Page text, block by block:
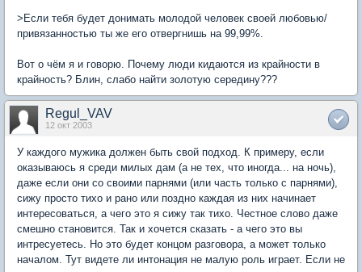
>Если тебя будет донимать молодой человек своей любовью/
привязанностью ты же его отвергнишь на 99,99%.
Вот о чём я и говорю. Почему люди кидаются из крайности в
крайность? Блин, слабо найти золотую середину???
Regul_VAV
12 окт 2003
У каждого мужика должен быть свой подход. К примеру, если
оказываюсь я среди милых дам (а не тех, что иногда... на ночь),
даже если они со своими парнями (или часть только с парнями),
сижу просто тихо и рано или поздно каждая из них начинает
интересоваться, а чего это я сижу так тихо. Честное слово даже
смешно становится. Так и хочется сказать - а чего это вы
интресуетесь. Но это будет концом разговора, а может только
началом. Тут видете ли интонация не малую роль играет. Если не